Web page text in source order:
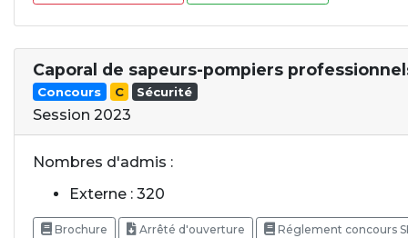
Caporal de sapeurs-pompiers
Concours C Sécurité
Session 2023
Nombres d'admis :
Externe : 320
Brochure Arrêté d'ouverture Réglement concours